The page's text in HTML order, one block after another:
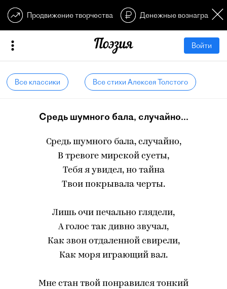
Продвижение творчества Денежные
Войти
Все классики Все стихи Алексея Толстого
Средь шумного бала, случайно...
Средь шумного бала, случайно,
В тревоге мирской суеты,
Тебя я увидел, но тайна
Твои покрывала черты.
Лишь очи печально глядели,
А голос так дивно звучал,
Как звон отдаленной свирели,
Как моря играющий вал.
Мне стан твой понравился тонкий